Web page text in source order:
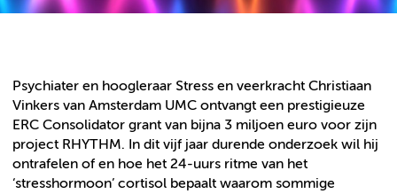
Psychiater en hoogleraar Stress en veerkracht Christiaan
Vinkers van Amsterdam UMC ontvangt een prestigieuze
ERC Consolidator grant van bijna 3 miljoen euro voor zijn
project RHYTHM. In dit vijf jaar durende onderzoek wil hij
ontrafelen of en hoe het 24-uurs ritme van het
‘stresshormoon’ cortisol bepaalt waarom sommige